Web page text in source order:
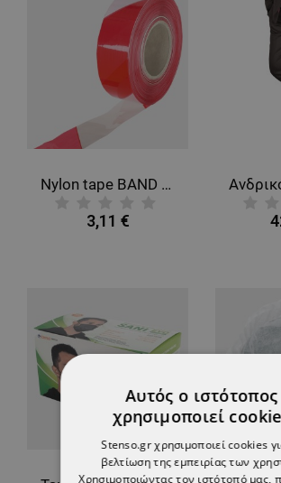
Nylon tape BAND 100
3,11 €
Αυτός ο ιστότοπος
χρησιμοποιεί
Stenso.gr χρησιμοποιεί cookies
βελτίωση της εμπειρίας των
Χρησιμοποιώντας τον ιστότοπό μας,